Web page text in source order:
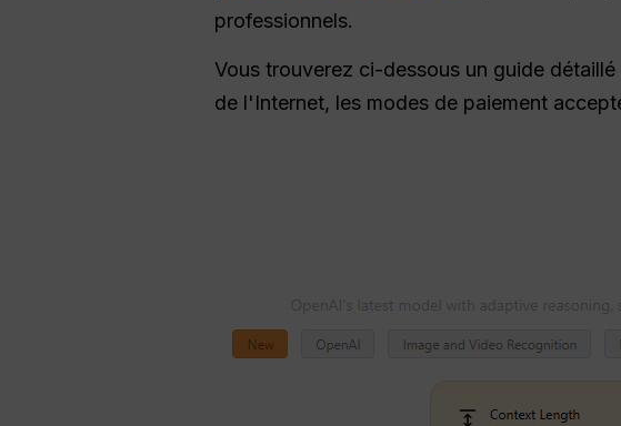
professionnels.
Vous trouverez ci-dessous un guide détaillé
de l'Internet, les modes de paiement